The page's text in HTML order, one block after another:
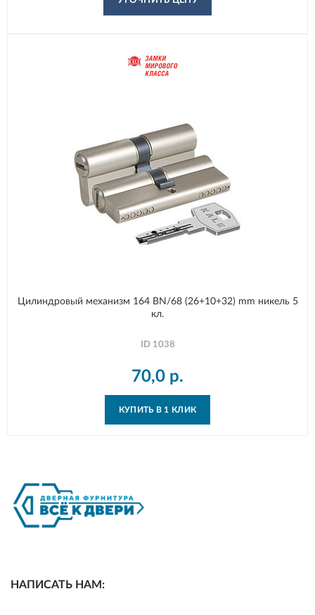
Цилиндровый механизм 164 BN/68 (26+10+32) mm никель 5
кл.
ID 1038
70,0 р.
КУПИТЬ В 1 КЛИК
НАПИСАТЬ НАМ: